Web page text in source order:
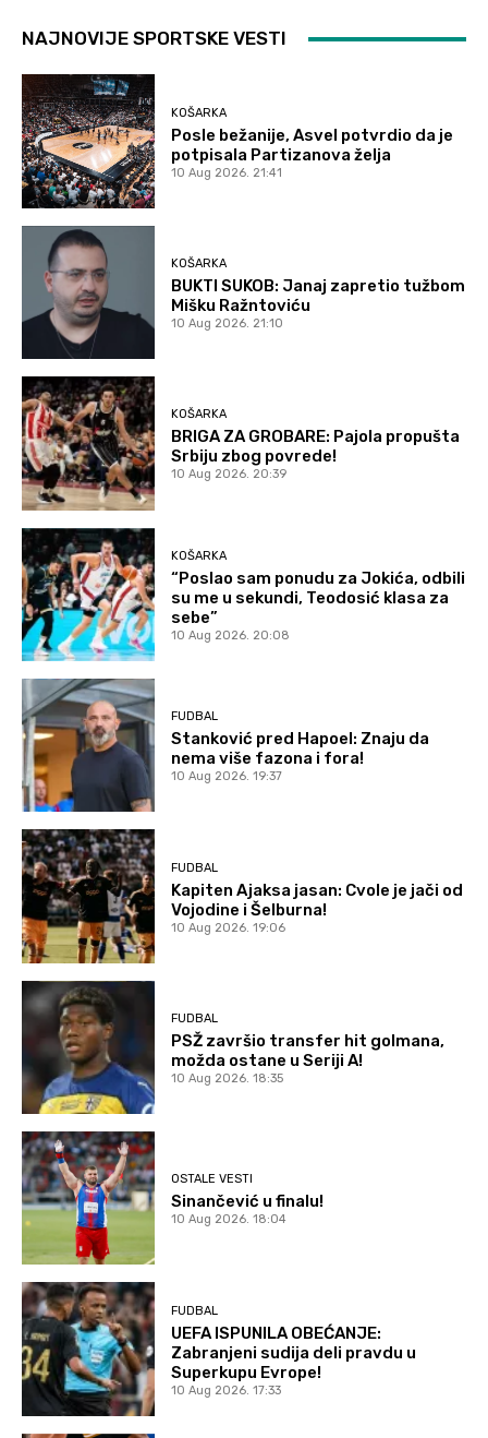
NAJNOVIJE SPORTSKE VESTI
KOŠARKA
Posle bežanije, Asvel potvrdio da je
potpisala Partizanova želja
10 Aug 2026. 21:41
KOŠARKA
BUKTI SUKOB: Janaj zapretio tužbom
Mišku Ražntoviću
10 Aug 2026. 21:10
KOŠARKA
BRIGA ZA GROBARE: Pajola propušta
Srbiju zbog povrede!
10 Aug 2026. 20:39
KOŠARKA
“Poslao sam ponudu za Jokića, odbili
su me u sekundi, Teodosić klasa za
sebe”
10 Aug 2026. 20:08
FUDBAL
Stanković pred Hapoel: Znaju da
nema više fazona i fora!
10 Aug 2026. 19:37
FUDBAL
Kapiten Ajaksa jasan: Cvole je jači od
Vojodine i Šelburna!
10 Aug 2026. 19:06
FUDBAL
PSŽ završio transfer hit golmana,
možda ostane u Seriji A!
10 Aug 2026. 18:35
OSTALE VESTI
Sinančević u finalu!
10 Aug 2026. 18:04
FUDBAL
UEFA ISPUNILA OBEĆANJE:
Zabranjeni sudija deli pravdu u
Superkupu Evrope!
10 Aug 2026. 17:33